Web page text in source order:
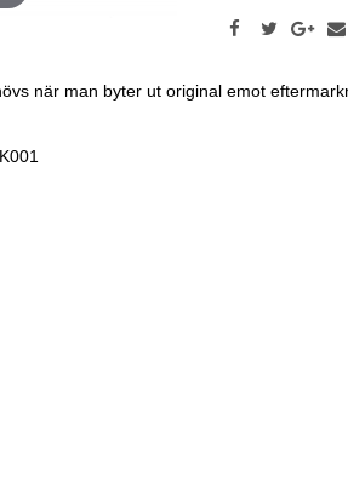
när man byter ut original emot